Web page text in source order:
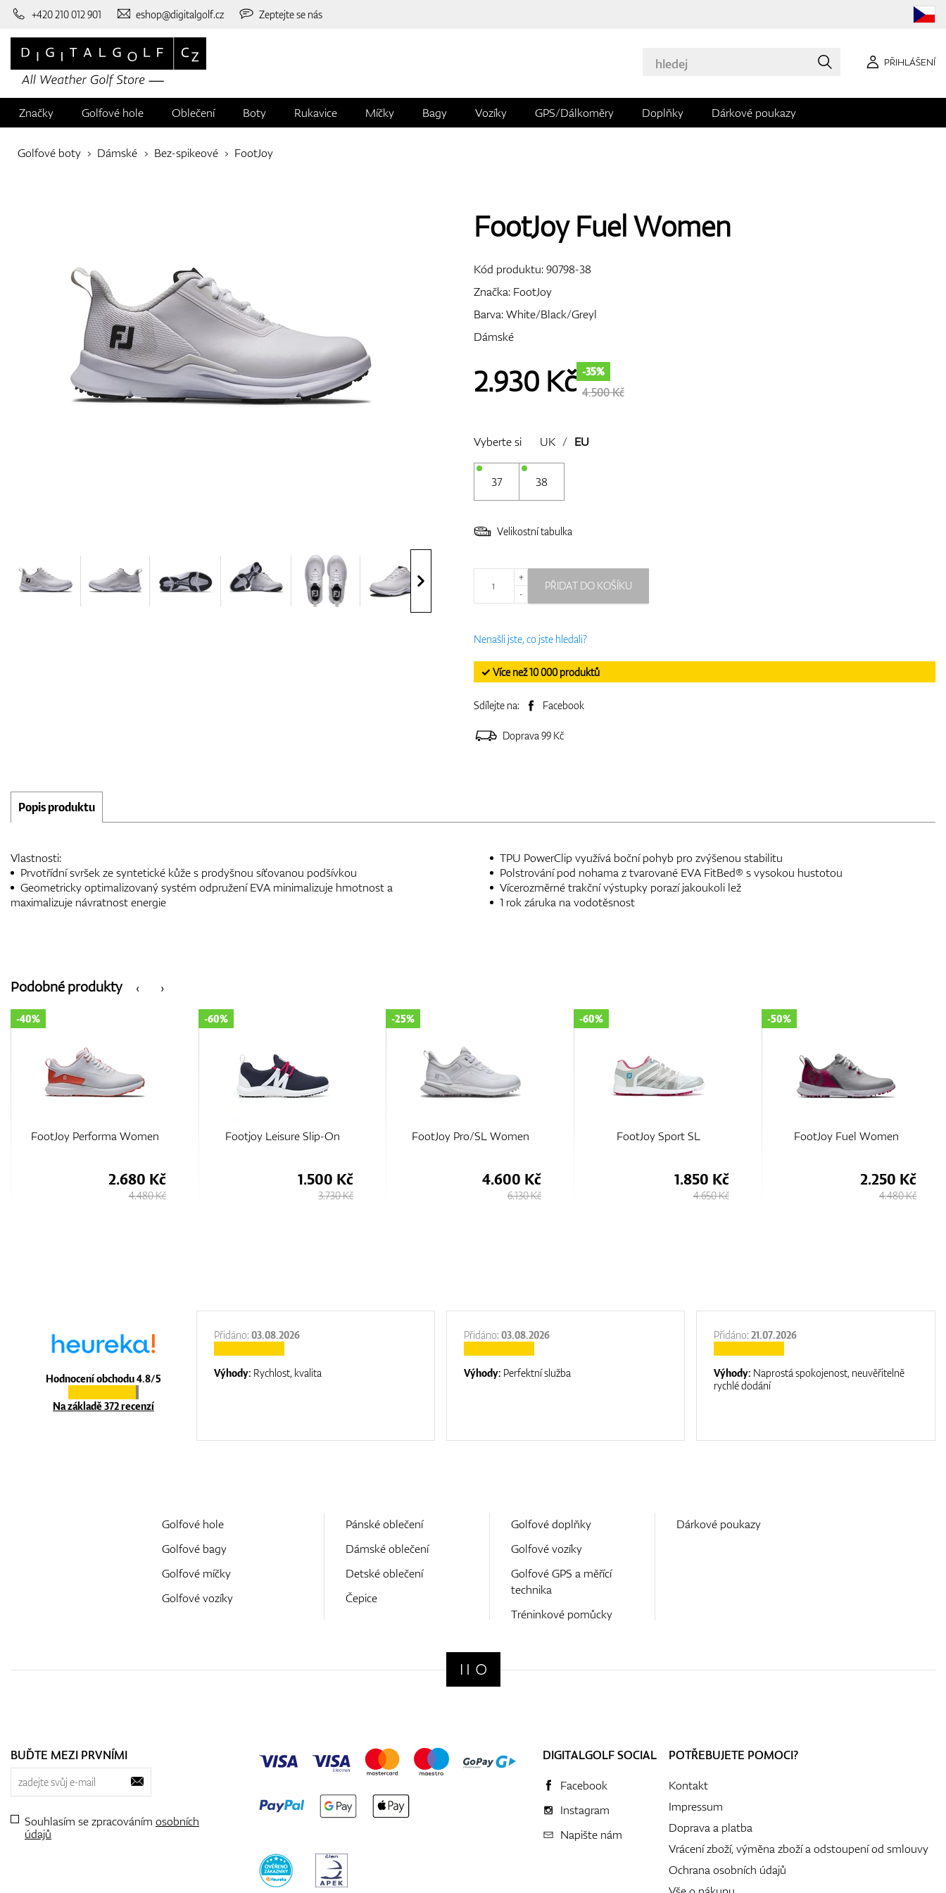
+420 210 012 901 eshop@digitalgolf.cz Zeptejte se nás
PŘIHLÁŠENÍ
Značky Golfové hole Oblečení Boty Rukavice Míčky Bagy Vozíky GPS/Dálkoměry Doplňky Dárkové poukazy
Golfové boty Dámské Bez-spikeové FootJoy
FootJoy Fuel Women
Kód produktu:90798-38
Značka: FootJoy
Barva: White/Black/Greyl
Dámské
2.930Kč -35%
4.500 Kč
Vyberte si UK / EU
37 38
Velikostní tabulka
+
-
PŘIDAT DO KOŠÍKU
Nenašli jste, co jste hledali?
✓ Více než 10 000 produktů
Sdílejte na: Facebook
Doprava 99 Kč
Popis produktu
Vlastnosti:
Prvotřídní svršek ze syntetické kůže s prodyšnou síťovanou podšívkou
Geometricky optimalizovaný systém odpružení EVA minimalizuje hmotnost a
maximalizuje návratnost energie
TPU PowerClip využívá boční pohyb pro zvýšenou stabilitu
Polstrování pod nohama z tvarované EVA FitBed® s vysokou hustotou
Vícerozměrné trakční výstupky porazí jakoukoli lež
1 rok záruka na vodotěsnost
‹
Podobné produkty ›
FootJoy Performa Women
-40%
2.680 Kč
4.480 Kč
Footjoy Leisure Slip-On
-60%
1.500 Kč
3.730 Kč
FootJoy Pro/SL Women
-25%
4.600 Kč
6.130 Kč
FootJoy Sport SL
-60%
1.850 Kč
4.650 Kč
FootJoy Fuel Women
-50%
2.250 Kč
4.480 Kč
Hodnocení obchodu 4.8/5
Na základě 372 recenzí
Přidáno:03.08.2026
Výhody: Rychlost, kvalita
Přidáno:03.08.2026
Výhody: Perfektní služba
Přidáno:21.07.2026
Výhody: Naprostá spokojenost, neuvěřitelně
rychlé dodání
Golfové hole
Golfové bagy
Golfové míčky
Golfové vozíky
Pánské oblečení
Dámské oblečení
Detské oblečení
Čepice
Golfové doplňky
Golfové vozíky
Golfové GPS a měřící
technika
Tréninkové pomůcky
Dárkové poukazy
BUĎTE MEZI PRVNÍMI
Souhlasím se zpracováním osobních
údajů
DIGITALGOLF SOCIAL
Facebook
Instagram
Napište nám
POTŘEBUJETE POMOCI?
Kontakt
Impressum
Doprava a platba
Vrácení zboží, výměna zboží a odstoupení od smlouvy
Ochrana osobních údajů